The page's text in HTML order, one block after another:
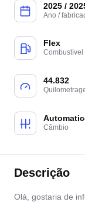
2025 /
Ano /
Flex
Combustível
44.832
Câmbio
Descrição
Olá, gostaria de